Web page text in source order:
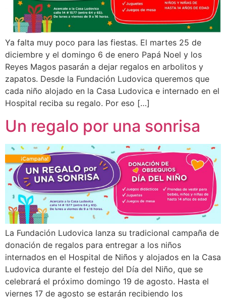
Ya falta muy poco para las fiestas. El martes 25 de
diciembre y el domingo 6 de enero Papá Noel y los
Reyes Magos pasarán a dejar regalos en arbolitos y
zapatos. Desde la Fundación Ludovica queremos que
cada niño alojado en la Casa Ludovica e internado en el
Hospital reciba su regalo. Por eso […]
Un regalo por una sonrisa
La Fundación Ludovica lanza su tradicional campaña de
donación de regalos para entregar a los niños
internados en el Hospital de Niños y alojados en la Casa
Ludovica durante el festejo del Día del Niño, que se
celebrará el próximo domingo 19 de agosto. Hasta el
viernes 17 de agosto se estarán recibiendo los